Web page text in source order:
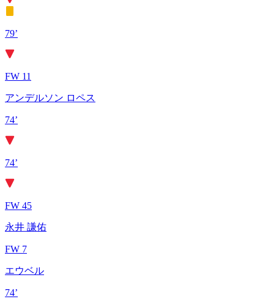
79’
FW 11
アンデルソン ロペス
74’
74’
FW 45
永井 謙佑
FW 7
エウベル
74’